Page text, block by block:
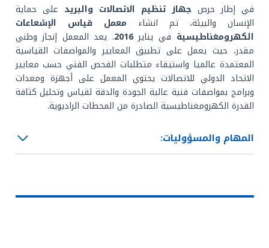
في إطار حرص جهاز تنظيم الاتصالات والبريد على حماية
الإنسان والبيئة، تم انشاء معمل قياس الإشعاعات
الكهرومغناطيسية في يناير2016. يعد المعمل إنجاز وطني
مقدر، حيث يعمل على تطبيق المعايير والمواصفات القياسية
المعتمدة عالميا واستيفاء متطلبات الفحص الفني حسب معايير
الاتحاد الدولي للاتصالات يحتوي المعمل على أجهزة ومعدات
وبرامج بمواصفات فنية عالية الجودة والدقة لقياس وتحليل كثافة
القدرة الكهرومغناطيسية الصادرة من المحطات الراديوية.
المهام والمسؤوليات: